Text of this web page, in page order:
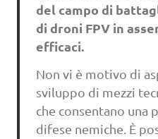
del campo di
di droni FPV in
efficaci.
Non vi è motivo di
sviluppo di mezzi
che consentano una
difese nemiche. È